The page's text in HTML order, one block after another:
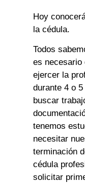
Hoy
la cédula.
Todos
es necesario
ejercer la
durante 4 o
buscar
tenemos
necesitar
terminación
cédula
solicitar